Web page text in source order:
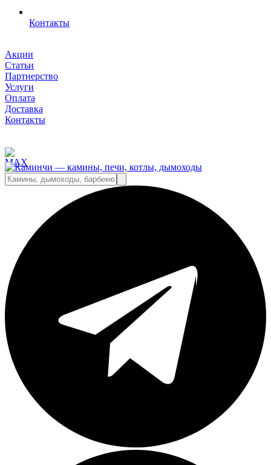
Контакты
Акции
Статьи
Партнерство
Услуги
Оплата
Доставка
Контакты